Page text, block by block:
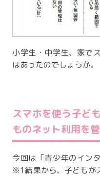
小学生・中学生、家で
はあったのでしょうか。
スマホを使う子ど
ものネット利用を
今回は「青少年のイン
※1結果から、子どもが